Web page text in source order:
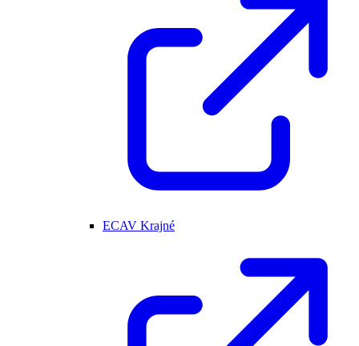
ECAV Krajné